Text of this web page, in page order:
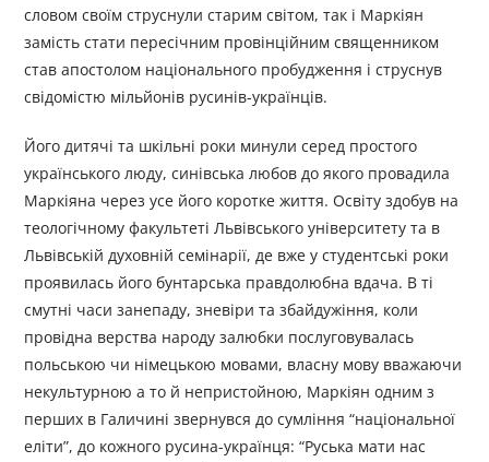
словом своїм струснули старим світом, так і Маркіян
замість стати пересічним провінційним священником
став апостолом національного пробудження і струснув
свідомістю мільйонів русинів-українців.
Його дитячі та шкільні роки минули серед простого
українського люду, синівська любов до якого провадила
Маркіяна через усе його коротке життя. Освіту здобув на
теологічному факультеті Львівського університету та в
Львівській духовній семінарії, де вже у студентські роки
проявилась його бунтарська правдолюбна вдача. В ті
смутні часи занепаду, зневіри та збайдужіння, коли
провідна верства народу залюбки послуговувалась
польською чи німецькою мовами, власну мову вважаючи
некультурною а то й непристойною, Маркіян одним з
перших в Галичині звернувся до сумління “національної
еліти”, до кожного русина-українця: “Руська мати нас